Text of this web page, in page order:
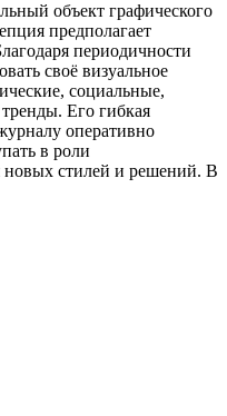
объект графического
предполагает
периодичности
своё визуальное
социальные,
Его гибкая
оперативно
в роли
новых стилей и решений. В